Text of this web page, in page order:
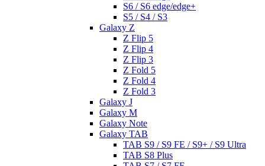
S6 / S6 edge/edge+
S5 / S4 / S3
Galaxy Z
Z Flip 5
Z Flip 4
Z Flip 3
Z Fold 5
Z Fold 4
Z Fold 3
Galaxy J
Galaxy M
Galaxy Note
Galaxy TAB
TAB S9 / S9 FE / S9+ / S9 Ultra
TAB S8 Plus